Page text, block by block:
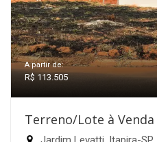
A partir de:
R$ 113.505
Terreno/Lote à Venda